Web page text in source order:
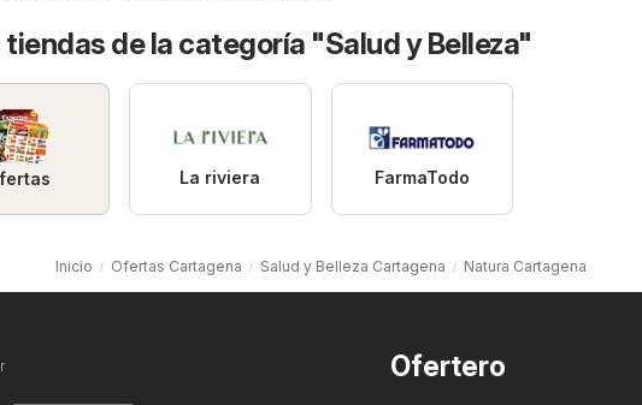
de la categoría "Salud y Belleza"
La riviera FarmaTodo
Inicio Ofertas Cartagena Salud y Belleza Cartagena Natura Cartagena
Ofertero